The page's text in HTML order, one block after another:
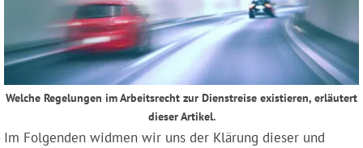
Welche Regelungen im Arbeitsrecht zur Dienstreise existieren, erläutert
dieser Artikel.
Im Folgenden widmen wir uns der Klärung dieser und